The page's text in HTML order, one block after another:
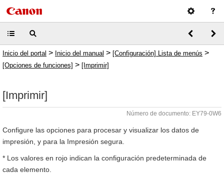
Inicio del portal > Inicio del manual > [Configuración] Lista de menús >
[Opciones de funciones] > [Imprimir]
[Imprimir]
Número de documento: EY79-0W6
Configure las opciones para procesar y visualizar los datos de
impresión, y para la Impresión segura.
* Los valores en rojo indican la configuración predeterminada de
cada elemento.